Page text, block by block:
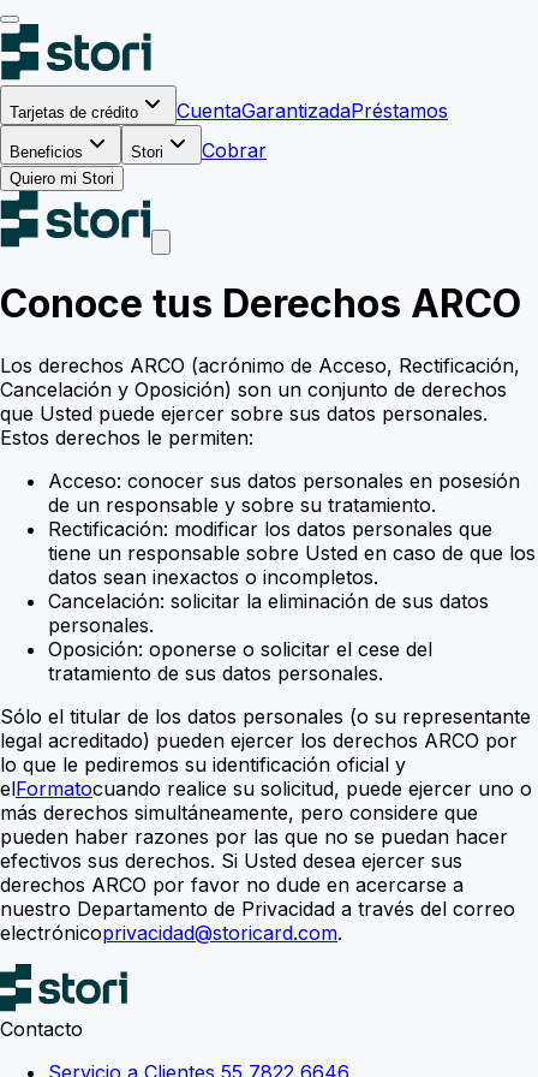
Tarjetas de crédito CuentaGarantizadaPréstamos
Beneficios Stori Cobrar
Quiero mi Stori
Conoce tus Derechos ARCO
Los derechos ARCO (acrónimo de Acceso, Rectificación,
Cancelación y Oposición) son un conjunto de derechos
que Usted puede ejercer sobre sus datos personales.
Estos derechos le permiten:
Acceso: conocer sus datos personales en posesión
de un responsable y sobre su tratamiento.
Rectificación: modificar los datos personales que
tiene un responsable sobre Usted en caso de que los
datos sean inexactos o incompletos.
Cancelación: solicitar la eliminación de sus datos
personales.
Oposición: oponerse o solicitar el cese del
tratamiento de sus datos personales.
Sólo el titular de los datos personales (o su representante
legal acreditado) pueden ejercer los derechos ARCO por
lo que le pediremos su identificación oficial y
elFormatocuando realice su solicitud, puede ejercer uno o
más derechos simultáneamente, pero considere que
pueden haber razones por las que no se puedan hacer
efectivos sus derechos. Si Usted desea ejercer sus
derechos ARCO por favor no dude en acercarse a
nuestro Departamento de Privacidad a través del correo
electrónicoprivacidad@storicard.com.
Contacto
Servicio a Clientes 55 7822 6646